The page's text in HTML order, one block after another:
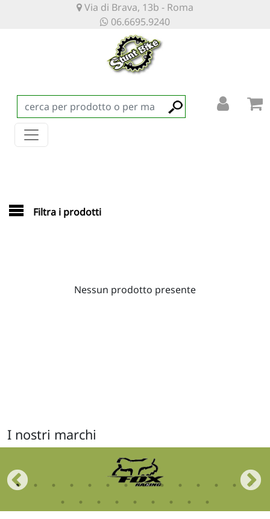
Via di Brava, 13b - Roma
06.6695.9240
Filtra i prodotti
Nessun prodotto presente
I nostri marchi